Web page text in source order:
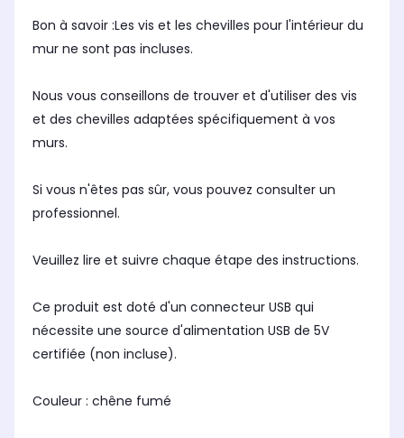
Bon à savoir :Les vis et les chevilles pour l'intérieur du
mur ne sont pas incluses.
Nous vous conseillons de trouver et d'utiliser des vis
et des chevilles adaptées spécifiquement à vos
murs.
Si vous n'êtes pas sûr, vous pouvez consulter un
professionnel.
Veuillez lire et suivre chaque étape des instructions.
Ce produit est doté d'un connecteur USB qui
nécessite une source d'alimentation USB de 5V
certifiée (non incluse).
Couleur : chêne fumé